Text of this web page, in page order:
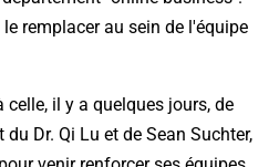
remplacer au sein de l'équipe
il y a quelques jours, de
Dr. Qi Lu et de Sean Suchter,